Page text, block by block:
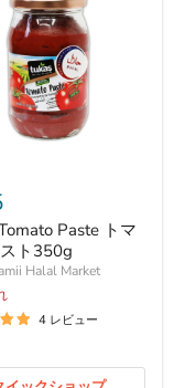
Paste トマ
ト350g
Halal Market
4 レビュー